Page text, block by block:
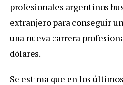
profesionales argentinos
extranjero para conseguir
una nueva carrera
dólares.
Se estima que en los